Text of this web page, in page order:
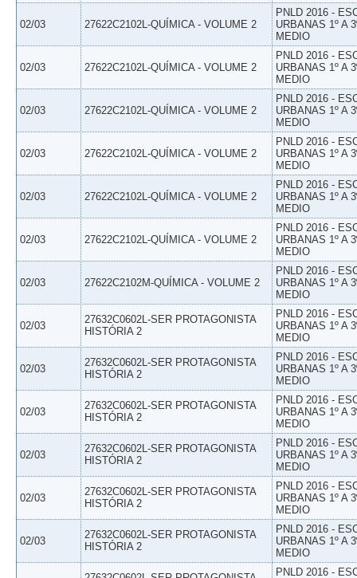
02/03 27622C2102L-QUÍMICA - VOLUME 2
PNLD 2016 -
URBANAS 1º A
MEDIO
02/03 27622C2102L-QUÍMICA - VOLUME 2
PNLD 2016 -
URBANAS 1º A
MEDIO
02/03 27622C2102L-QUÍMICA - VOLUME 2
PNLD 2016 -
URBANAS 1º A
MEDIO
02/03 27622C2102L-QUÍMICA - VOLUME 2
PNLD 2016 -
URBANAS 1º A
MEDIO
02/03 27622C2102L-QUÍMICA - VOLUME 2
PNLD 2016 -
URBANAS 1º A
MEDIO
02/03 27622C2102L-QUÍMICA - VOLUME 2
PNLD 2016 -
URBANAS 1º A
MEDIO
02/03 27622C2102M-QUÍMICA - VOLUME 2
PNLD 2016 -
URBANAS 1º A
MEDIO
02/03
27632C0602L-SER PROTAGONISTA
HISTÓRIA 2
PNLD 2016 -
URBANAS 1º A
MEDIO
02/03
27632C0602L-SER PROTAGONISTA
HISTÓRIA 2
PNLD 2016 -
URBANAS 1º A
MEDIO
02/03
27632C0602L-SER PROTAGONISTA
HISTÓRIA 2
PNLD 2016 -
URBANAS 1º A
MEDIO
02/03
27632C0602L-SER PROTAGONISTA
HISTÓRIA 2
PNLD 2016 -
URBANAS 1º A
MEDIO
02/03
27632C0602L-SER PROTAGONISTA
HISTÓRIA 2
PNLD 2016 -
URBANAS 1º A
MEDIO
02/03
27632C0602L-SER PROTAGONISTA
HISTÓRIA 2
PNLD 2016 -
URBANAS 1º A
MEDIO
PNLD 2016 -